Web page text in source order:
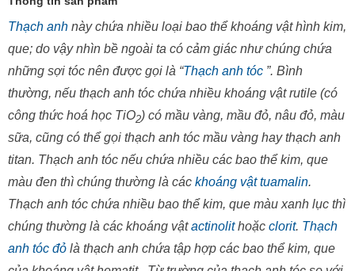
Thạch anh này chứa nhiều loại bao thể khoáng vật hình kim,
que; do vậy nhìn bề ngoài ta có cảm giác như chúng chứa
những sợi tóc nên được gọi là “Thạch anh tóc ”. Bình
thường, nếu thạch anh tóc chứa nhiều khoáng vật rutile (có
công thức hoá học TiO2) có mầu vàng, mầu đỏ, nâu đỏ, màu
sữa, cũng có thể gọi thạch anh tóc mầu vàng hay thạch anh
titan. Thạch anh tóc nếu chứa nhiều các bao thể kim, que
màu đen thì chúng thường là các khoáng vật tuamalin.
Thạch anh tóc chứa nhiều bao thể kim, que màu xanh lục thì
chúng thường là các khoáng vậtactinolithoặc clorit. Thạch
anh tóc đỏ là thạch anh chứa tập hợp các bao thể kim, que